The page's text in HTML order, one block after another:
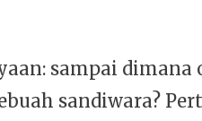
sampai dimana
sandiwara?